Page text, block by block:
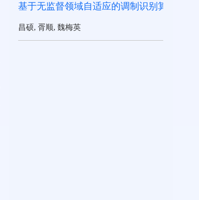
基于无监督领域自适应的调制识别算法
昌硕, 胥顺, 魏梅英